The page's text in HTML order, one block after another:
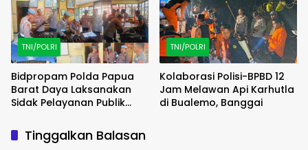
TNI/POLRI
Bidpropam Polda Papua
Barat Daya Laksanakan
Sidak Pelayanan Publik
di Polsek Salawati
TNI/POLRI
Kolaborasi Polisi-BPBD 12
Jam Melawan Api Karhutla
di Bualemo, Banggai
Tinggalkan Balasan